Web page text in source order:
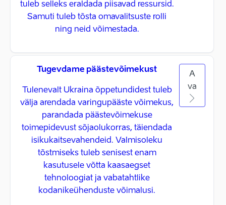
tuleb selleks eraldada piisavad ressursid.
Samuti tuleb tõsta omavalitsuste rolli
ning neid võimestada.
Tugevdame päästevõimekust
Tulenevalt Ukraina õppetundidest tuleb
välja arendada varingupääste võimekus,
parandada päästevõimekuse
toimepidevust sõjaolukorras, täiendada
isikukaitsevahendeid. Valmisoleku
tõstmiseks tuleb senisest enam
kasutusele võtta kaasaegset
tehnoloogiat ja vabatahtlike
kodanikeühenduste võimalusi.
A
va